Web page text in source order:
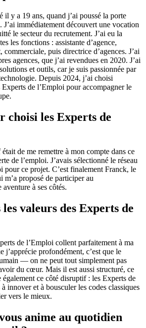
il y a 19 ans, quand j’ai poussé la porte
J’ai immédiatement découvert une vocation
le secteur du recrutement. J’ai eu la
les fonctions : assistante d’agence,
commerciale, puis directrice d’agences. J’ai
agences, que j’ai revendues en 2020. J’ai
et outils, car je suis passionnée par
Depuis 2024, j’ai choisi
Experts de l’Emploi pour accompagner le
choisi les Experts de
de me remettre à mon compte dans ce
de l’emploi. J’avais sélectionné le réseau
pour ce projet. C’est finalement Franck, le
proposé de participer au
à ses côtés.
valeurs des Experts de
de l’Emploi collent parfaitement à ma
j’apprécie profondément, c’est que le
— on ne peut tout simplement pas
du cœur. Mais il est aussi structuré, ce
également ce côté disruptif : les Experts de
innover et à bousculer les codes classiques
vers le mieux.
anime au quotidien